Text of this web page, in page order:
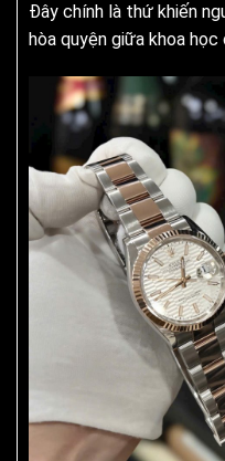
Đây chính là thứ khiến
hòa quyện giữa khoa